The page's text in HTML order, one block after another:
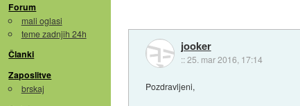
Forum
mali oglasi
teme zadnjih 24h
Članki
Zaposlitve
brskaj
jooker
::25. mar 2016, 17:14
Pozdravljeni,